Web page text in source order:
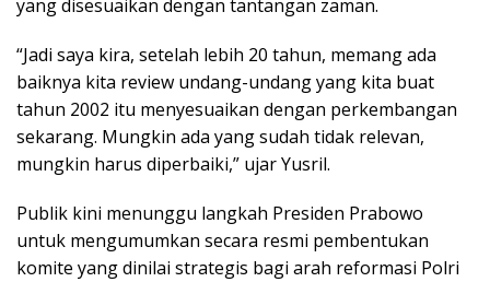
yang disesuaikan dengan tantangan zaman.
“Jadi saya kira, setelah lebih 20 tahun, memang ada
baiknya kita review undang-undang yang kita buat
tahun 2002 itu menyesuaikan dengan perkembangan
sekarang. Mungkin ada yang sudah tidak relevan,
mungkin harus diperbaiki,” ujar Yusril.
Publik kini menunggu langkah Presiden Prabowo
untuk mengumumkan secara resmi pembentukan
komite yang dinilai strategis bagi arah reformasi Polri